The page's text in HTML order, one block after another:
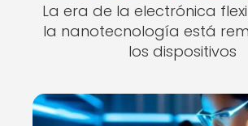
La era de la electrónica
la nanotecnología está
los dispositivos